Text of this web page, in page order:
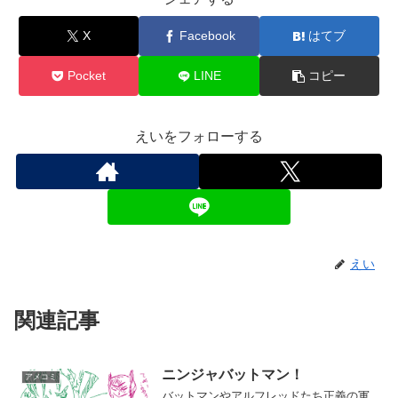
X Facebook はてブ
Pocket LINE コピー
えいをフォローする
えい
関連記事
アメコミ ニンジャバットマン！